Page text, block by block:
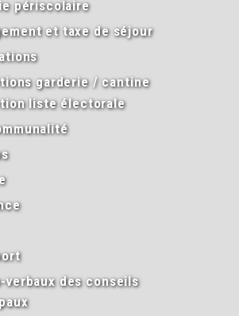
périscolaire
et taxe de séjour
garderie / cantine
liste électorale
verbaux des conseils